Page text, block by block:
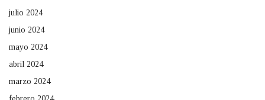
julio 2024
junio 2024
mayo 2024
abril 2024
marzo 2024